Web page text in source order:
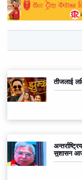
तीजलाई
सुशासन